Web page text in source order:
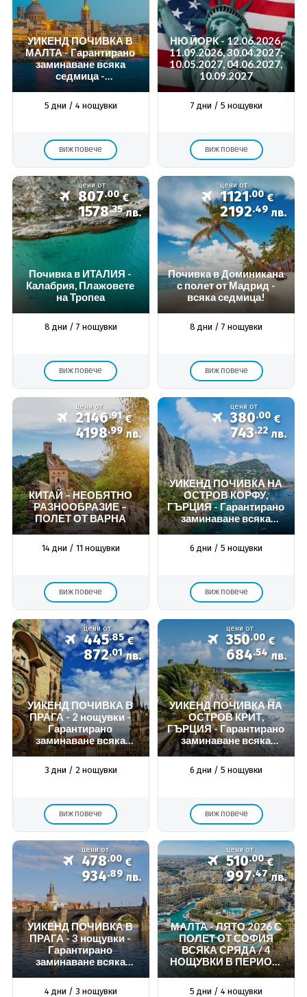
УИКЕНД ПОЧИВКА В
МАЛТА - Гарантирано
заминаване всяка
седмица -
ИНДИВИДУАЛНА
ПРОГРАМА
5 дни / 4 нощувки
виж повече
НЮ ЙОРК - 12.06.2026,
11.09.2026, 30.04.2027,
10.05.2027, 04.06.2027,
10.09.2027
7 дни / 5 нощувки
виж повече
цени от
807.00 €
1578.35 лв.
Почивка в ИТАЛИЯ -
Калабрия, Плажовете
на Тропеа
8 дни / 7 нощувки
виж повече
цени от
1121.00 €
2192.49 лв.
Почивка в Доминикана
с полет от Мадрид -
всяка седмица!
8 дни / 7 нощувки
виж повече
цени от
2146.91 €
4198.99 лв.
КИТАЙ – НЕОБЯТНО
РАЗНООБРАЗИЕ –
ПОЛЕТ ОТ ВАРНА
14 дни / 11 нощувки
виж повече
цени от
380.00 €
743.22 лв.
УИКЕНД ПОЧИВКА НА
ОСТРОВ КОРФУ,
ГЪРЦИЯ - Гарантирано
заминаване всяка
седмица -
ИНДИВИДУАЛНА
ПРОГРАМА
6 дни / 5 нощувки
виж повече
цени от
445.85 €
872.01 лв.
УИКЕНД ПОЧИВКА В
ПРАГА - 2 нощувки -
Гарантирано
заминаване всяка
седмица -
ИНДИВИДУАЛНА
ПРОГРАМА
3 дни / 2 нощувки
виж повече
цени от
350.00 €
684.54 лв.
УИКЕНД ПОЧИВКА НА
ОСТРОВ КРИТ,
ГЪРЦИЯ - Гарантирано
заминаване всяка
седмица -
ИНДИВИДУАЛНА
ПРОГРАМА
6 дни / 5 нощувки
виж повече
цени от
478.00 €
934.89 лв.
УИКЕНД ПОЧИВКА В
ПРАГА - 3 нощувки -
Гарантирано
заминаване всяка
седмица -
ИНДИВИДУАЛНА
4 дни / 3 нощувки
цени от
510.00 €
997.47 лв.
МАЛТА - ЛЯТО 2026 С
ПОЛЕТ ОТ СОФИЯ
ВСЯКА СРЯДА / 4
НОЩУВКИ В ПЕРИОД:
08.04.2026 - 14.10.2026
5 дни / 4 нощувки